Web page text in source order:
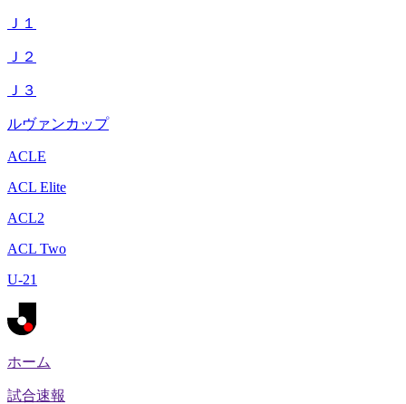
Ｊ１
Ｊ２
Ｊ３
ルヴァンカップ
ACLE
ACL Elite
ACL2
ACL Two
U-21
ホーム
試合速報